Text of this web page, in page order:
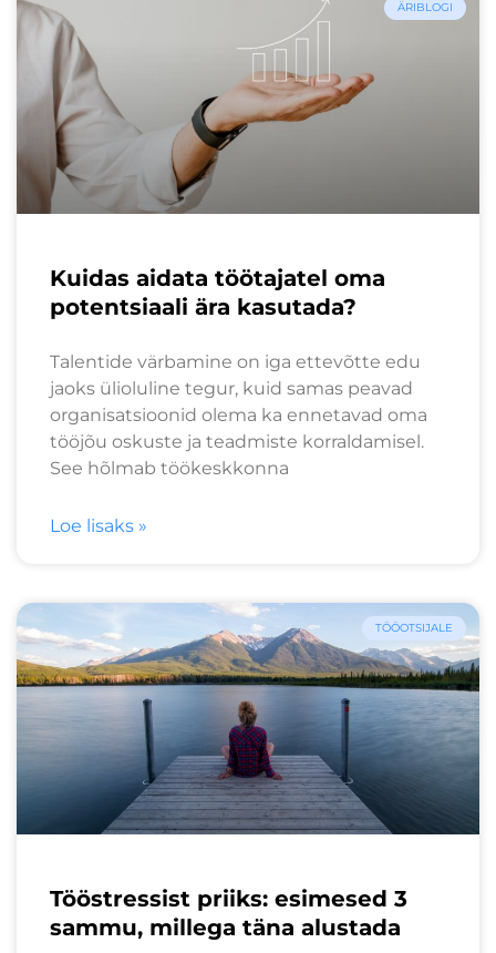
ÄRIBLOGI
Kuidas aidata töötajatel oma
potentsiaali ära kasutada?
Talentide värbamine on iga ettevõtte edu
jaoks ülioluline tegur, kuid samas peavad
organisatsioonid olema ka ennetavad oma
tööjõu oskuste ja teadmiste korraldamisel.
See hõlmab töökeskkonna
Loe lisaks »
TÖÖOTSIJALE
Tööstressist priiks: esimesed 3
sammu, millega täna alustada